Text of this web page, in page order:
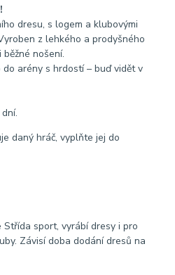
dresu, s logem a klubovými
z lehkého a prodyšného
nošení.
arény s hrdostí – buď vidět v
daný hráč, vyplňte jej do
sport, vyrábí dresy i pro
Závisí doba dodání dresů na